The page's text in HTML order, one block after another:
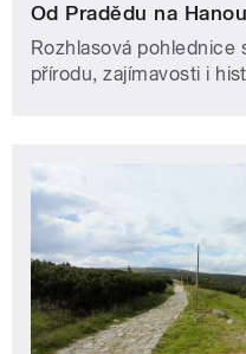
Od Pradědu na Hanou
Rozhlasová pohlednice
přírodu, zajímavosti i